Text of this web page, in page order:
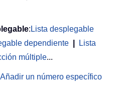
: Lista desplegable
dependiente
Lista
múltiple...
Añadir un número específico